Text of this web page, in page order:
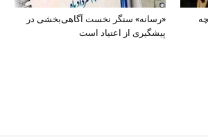
«رسانه» سنگر نخست آگاهی‌بخشی در
پیشگیری از اعتیاد است